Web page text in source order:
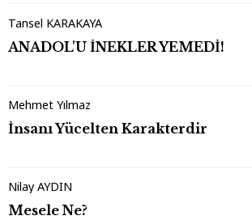
Tansel KARAKAYA
ANADOL'U İNEKLER YEMEDİ!
Mehmet Yılmaz
İnsanı Yücelten Karakterdir
Nilay AYDIN
Mesele Ne?